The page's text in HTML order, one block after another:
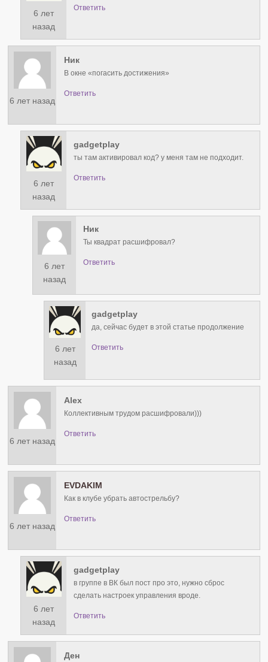
6 лет
назад
Ответить
6 лет назад
Ник
В окне «погасить достижения»
Ответить
6 лет
назад
gadgetplay
ты там активировал код? у меня там не подходит.
Ответить
6 лет
назад
Ник
Ты квадрат расшифровал?
Ответить
6 лет
назад
gadgetplay
да, сейчас будет в этой статье продолжение
Ответить
6 лет назад
Alex
Коллективным трудом расшифровали)))
Ответить
6 лет назад
EVDAKIM
Как в клубе убрать автострельбу?
Ответить
6 лет
назад
gadgetplay
в группе в ВК был пост про это, нужно сброс
сделать настроек управления вроде.
Ответить
Ден